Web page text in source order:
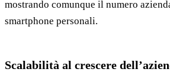
mostrando comunque il numero
smartphone personali.
Scalabilità al crescere